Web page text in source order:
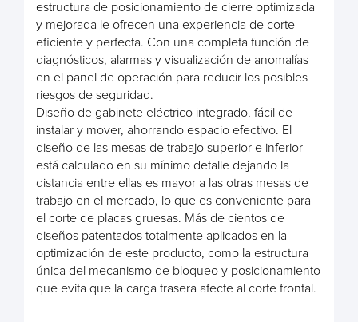
estructura de posicionamiento de cierre optimizada
y mejorada le ofrecen una experiencia de corte
eficiente y perfecta. Con una completa función de
diagnósticos, alarmas y visualización de anomalías
en el panel de operación para reducir los posibles
riesgos de seguridad.
Diseño de gabinete eléctrico integrado, fácil de
instalar y mover, ahorrando espacio efectivo. El
diseño de las mesas de trabajo superior e inferior
está calculado en su mínimo detalle dejando la
distancia entre ellas es mayor a las otras mesas de
trabajo en el mercado, lo que es conveniente para
el corte de placas gruesas. Más de cientos de
diseños patentados totalmente aplicados en la
optimización de este producto, como la estructura
única del mecanismo de bloqueo y posicionamiento
que evita que la carga trasera afecte al corte frontal.